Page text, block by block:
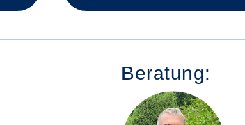
Beratung: